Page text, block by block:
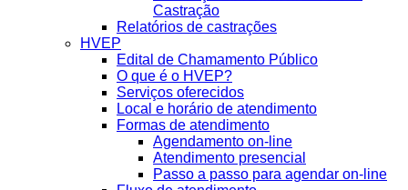
Castração
Relatórios de castrações
HVEP
Edital de Chamamento Público
O que é o HVEP?
Serviços oferecidos
Local e horário de atendimento
Formas de atendimento
Agendamento on-line
Atendimento presencial
Passo a passo para agendar on-line